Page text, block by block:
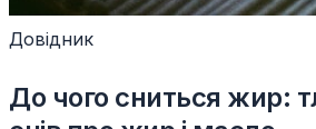
Довідник
До чого сниться жир: